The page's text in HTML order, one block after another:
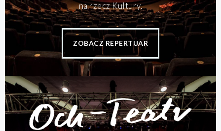
na rzecz Kultury.
ZOBACZ REPERTUAR